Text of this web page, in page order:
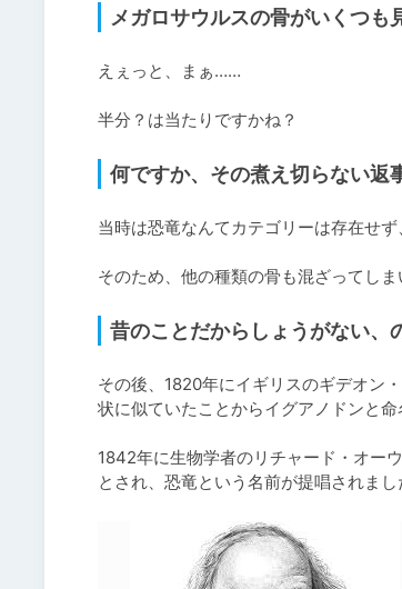
メガロサウルスの骨がいくつも
えぇっと、まぁ……
半分？は当たりですかね？
何ですか、その煮え切らない
当時は恐竜なんてカテゴリーは存在せ
そのため、他の種類の骨も混ざってし
昔のことだからしょうがない、
その後、1820年にイギリスのギデオン
状に似ていたことからイグアノドンと命
1842年に生物学者のリチャード・オー
とされ、恐竜という名前が提唱されまし